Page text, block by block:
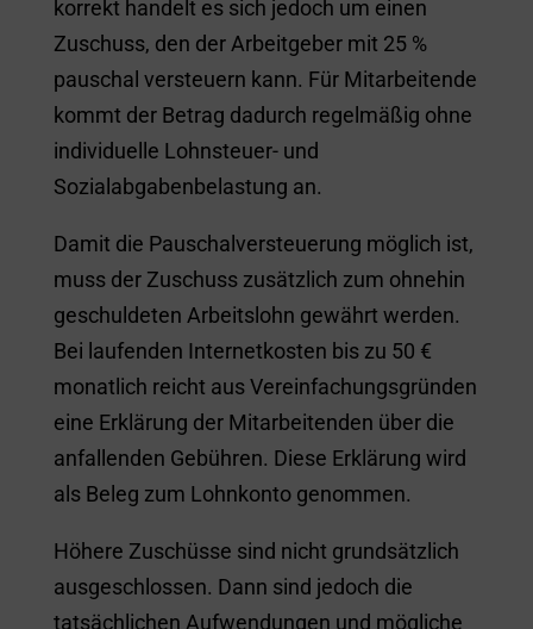
korrekt handelt es sich jedoch um einen
Zuschuss, den der Arbeitgeber mit 25 %
pauschal versteuern kann. Für Mitarbeitende
kommt der Betrag dadurch regelmäßig ohne
individuelle Lohnsteuer- und
Sozialabgabenbelastung an.
Damit die Pauschalversteuerung möglich ist,
muss der Zuschuss zusätzlich zum ohnehin
geschuldeten Arbeitslohn gewährt werden.
Bei laufenden Internetkosten bis zu 50 €
monatlich reicht aus Vereinfachungsgründen
eine Erklärung der Mitarbeitenden über die
anfallenden Gebühren. Diese Erklärung wird
als Beleg zum Lohnkonto genommen.
Höhere Zuschüsse sind nicht grundsätzlich
ausgeschlossen. Dann sind jedoch die
tatsächlichen Aufwendungen und mögliche